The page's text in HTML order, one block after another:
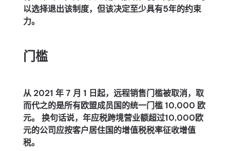
以选择退出该制度，但该决定至少具有5年的约束
力。
门槛
从 2021 年 7 月 1 日起，远程销售门槛被取消，取
而代之的是所有欧盟成员国的统一门槛 10,000 欧
元。 换句话说，年应税跨境营业额超过10,000欧
元的公司应按客户居住国的增值税税率征收增值
税。